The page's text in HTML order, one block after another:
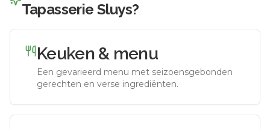
Tapasserie Sluys?
Keuken & menu
Een gevarieerd menu met seizoensgebonden
gerechten en verse ingrediënten.